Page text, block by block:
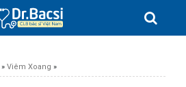
» Viêm Xoang »